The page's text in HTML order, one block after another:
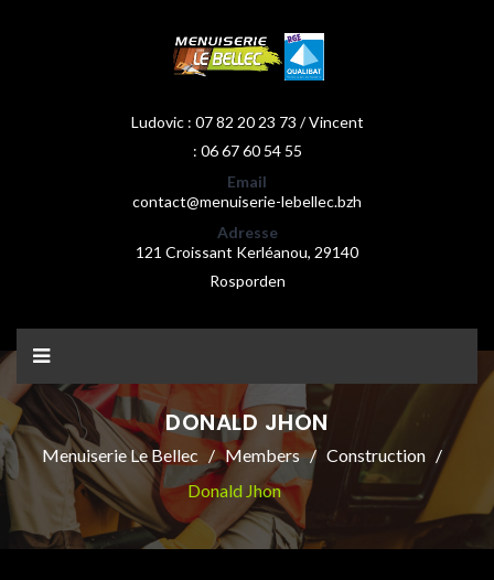
Ludovic : 07 82 20 23 73 / Vincent
: 06 67 60 54 55
Email
contact@menuiserie-lebellec.bzh
Adresse
121 Croissant Kerléanou, 29140
Rosporden
DONALD JHON
Menuiserie Le Bellec Members
Construction
Donald Jhon